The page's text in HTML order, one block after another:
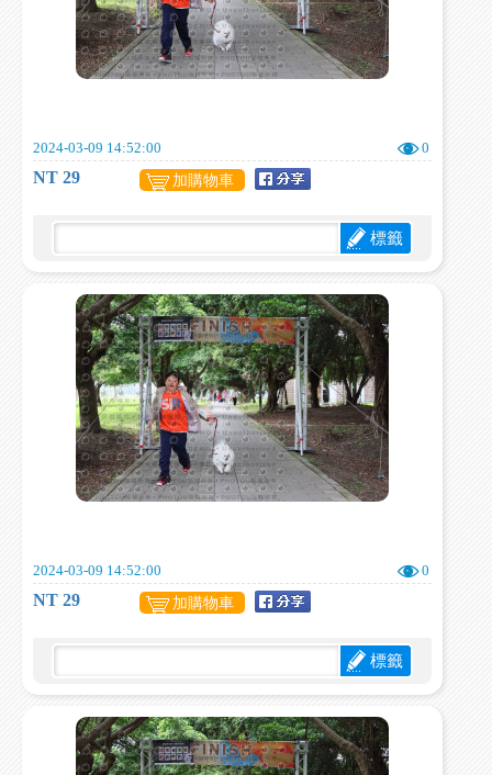
2024-03-09 14:52:00 0
NT 29 加購物車
標籤
2024-03-09 14:52:00 0
NT 29 加購物車
標籤